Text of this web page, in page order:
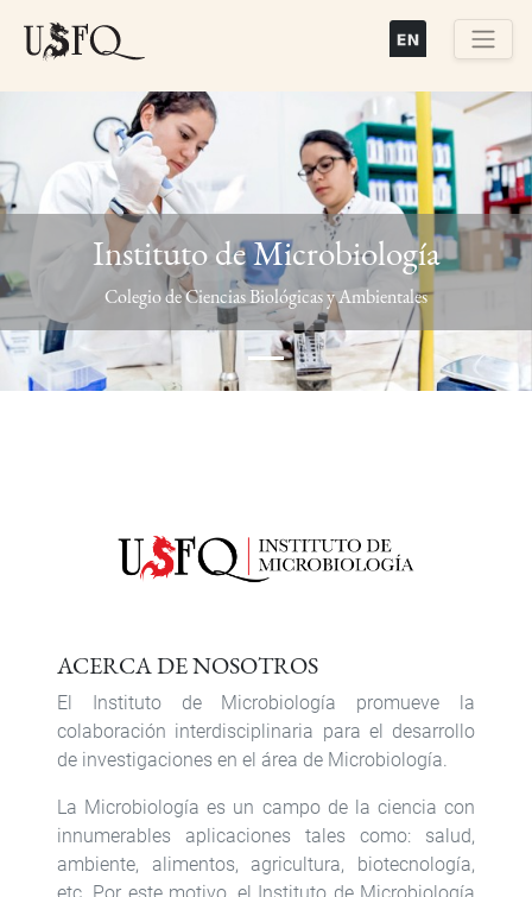
Previous Next
Instituto de Microbiología
Colegio de Ciencias Biológicas y Ambientales
ACERCA DE NOSOTROS
El Instituto de Microbiología promueve la
colaboración interdisciplinaria para el desarrollo
de investigaciones en el área de Microbiología.
La Microbiología es un campo de la ciencia con
innumerables aplicaciones tales como: salud,
ambiente, alimentos, agricultura, biotecnología,